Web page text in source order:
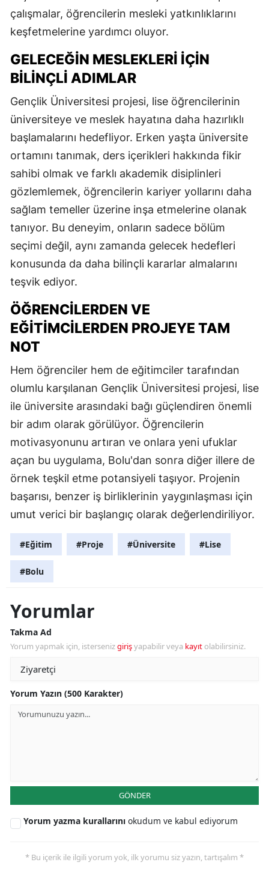
çalışmalar, öğrencilerin mesleki yatkınlıklarını
keşfetmelerine yardımcı oluyor.
GELECEĞIN MESLEKLERI İÇIN
BILINÇLI ADIMLAR
Gençlik Üniversitesi projesi, lise öğrencilerinin
üniversiteye ve meslek hayatına daha hazırlıklı
başlamalarını hedefliyor. Erken yaşta üniversite
ortamını tanımak, ders içerikleri hakkında fikir
sahibi olmak ve farklı akademik disiplinleri
gözlemlemek, öğrencilerin kariyer yollarını daha
sağlam temeller üzerine inşa etmelerine olanak
tanıyor. Bu deneyim, onların sadece bölüm
seçimi değil, aynı zamanda gelecek hedefleri
konusunda da daha bilinçli kararlar almalarını
teşvik ediyor.
ÖĞRENCILERDEN VE
EĞITIMCILERDEN PROJEYE TAM
NOT
Hem öğrenciler hem de eğitimciler tarafından
olumlu karşılanan Gençlik Üniversitesi projesi, lise
ile üniversite arasındaki bağı güçlendiren önemli
bir adım olarak görülüyor. Öğrencilerin
motivasyonunu artıran ve onlara yeni ufuklar
açan bu uygulama, Bolu'dan sonra diğer illere de
örnek teşkil etme potansiyeli taşıyor. Projenin
başarısı, benzer iş birliklerinin yaygınlaşması için
umut verici bir başlangıç olarak değerlendiriliyor.
#Eğitim #Proje #Üniversite #Lise
#Bolu
Yorumlar
Takma Ad
Yorum yapmak için, istersenizgirişyapabilir veya kayıt olabilirsiniz.
Yorum Yazın (500 Karakter)
GÖNDER
Yorum yazma kurallarını okudum ve kabul ediyorum
* Bu içerik ile ilgili yorum yok, ilk yorumu siz yazın, tartışalım *